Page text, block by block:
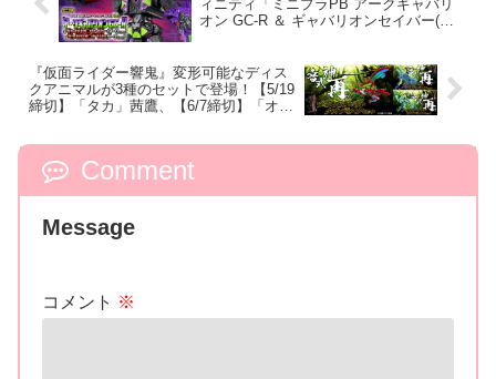
ィニティ「ミニプラPB アークギャバリ
オン GC-R ＆ ギャバリオンセイバー(ダ
『仮面ライダー響鬼』変形可能なディス
クアニマルが3種のセットで登場！【5/19
締切】「タカ」茜鷹、【6/7締切】「オオ
Comment
Message
コメント ※